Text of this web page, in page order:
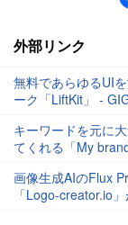
外部リンク
無料であらゆるUI
ーク「LiftKit」 -
キーワードを元に
てくれる「My
画像生成AIのFlux
「Logo-creator.io